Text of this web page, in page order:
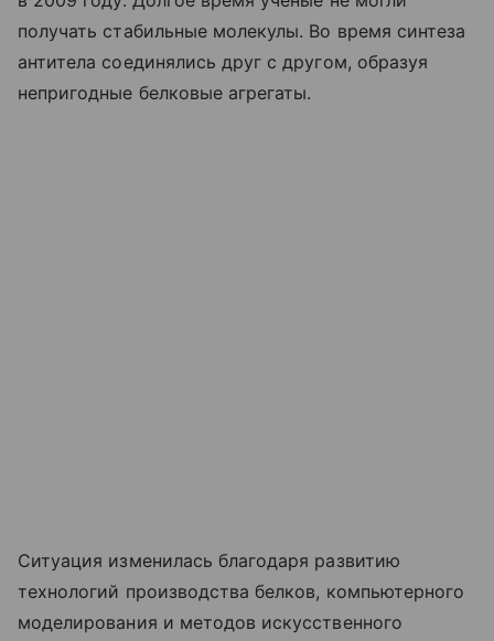
получать стабильные молекулы. Во время синтеза
антитела соединялись друг с другом, образуя
непригодные белковые агрегаты.
Ситуация изменилась благодаря развитию
технологий производства белков, компьютерного
моделирования и методов искусственного